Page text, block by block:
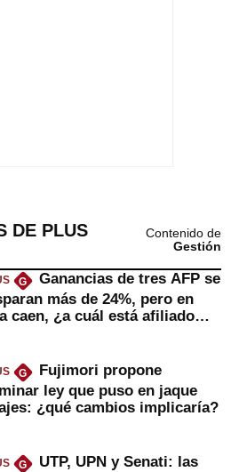
DE PLUS
Contenido de
Gestión
G
Ganancias de tres AFP se
más de 24%, pero en
caen, ¿a cuál está afiliado
G
Fujimori propone
ley que puso en jaque
¿qué cambios implicaría?
G
UTP, UPN y Senati: las